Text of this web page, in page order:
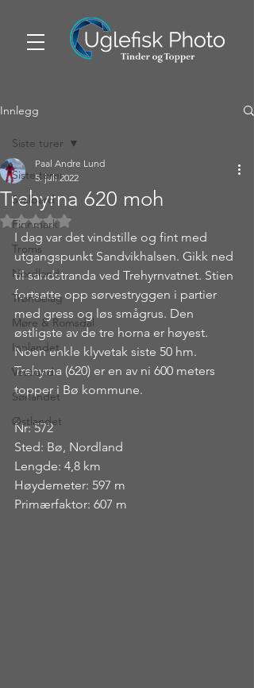
Innlegg
Siste turer
Svalbard
Finnmark
Troms
Nordland
Trøndelag
Møre & Romsdal
Innlandet
Vestland
Sørlandet
Østlandet
Siste turer
Trehyrna 620 moh
Paal Andre Lund
5. juli 2022
Gitt NaN av 5 stjerner.
I dag var det vindstille og fint med
utgangspunkt Sandvikhalsen. Gikk ned
til sandstranda ved Trehyrnvatnet. Stien
fortsatte opp sørvestryggen i partier
med gress og løs smågrus. Den
østligste av de tre horna er høyest.
Noen enkle klyvetak siste 50 hm.
Trehyrna (620) er en av ni 600 meters
topper i Bø kommune.
Nr: 572
Sted: Bø, Nordland
Lengde: 4,8 km
Høydemeter: 597 m
Primærfaktor: 607 m